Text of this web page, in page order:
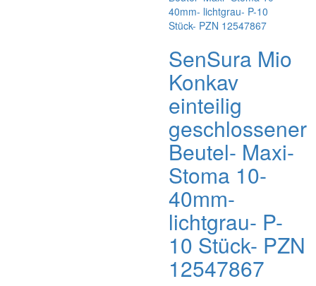
SenSura Mio
Konkav
einteilig
geschlossener
Beutel- Maxi-
Stoma 10-
40mm-
lichtgrau- P-
10 Stück- PZN
12547867